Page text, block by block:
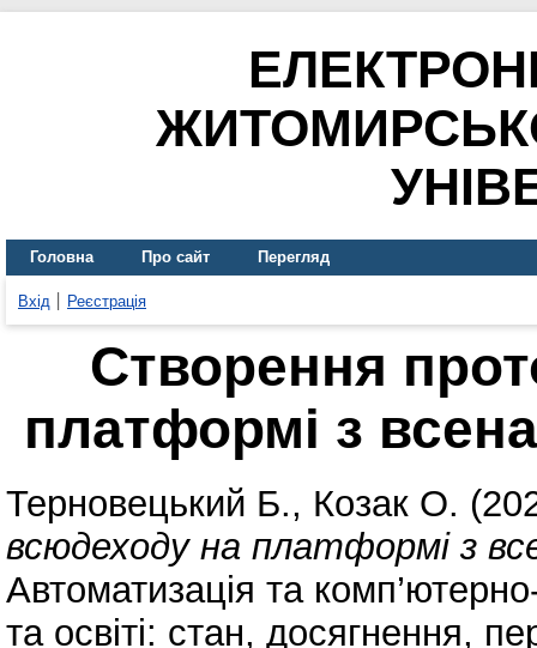
Головна Про сайт Перегляд
Вхід Реєстрація
Створення
платформі з
Терновецький Б., Козак О.
всюдеходу на платформі з
Автоматизація та
та освіті: стан, досягнення,